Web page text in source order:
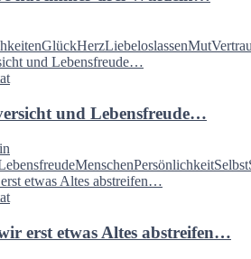
GlückHerzLiebeloslassenMut
und Lebensfreude…
MenschenPersönlichkeitSelbst
erst etwas Altes abstreifen…